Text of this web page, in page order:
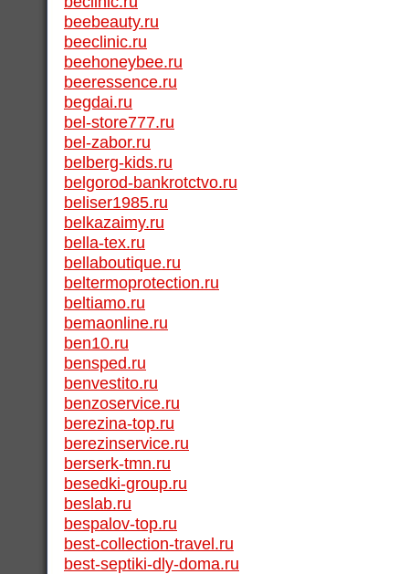
beebeauty.ru
beeclinic.ru
beehoneybee.ru
beeressence.ru
begdai.ru
bel-store777.ru
bel-zabor.ru
belberg-kids.ru
belgorod-bankrotctvo.ru
beliser1985.ru
belkazaimy.ru
bella-tex.ru
bellaboutique.ru
beltermoprotection.ru
beltiamo.ru
bemaonline.ru
ben10.ru
bensped.ru
benvestito.ru
benzoservice.ru
berezina-top.ru
berezinservice.ru
berserk-tmn.ru
besedki-group.ru
beslab.ru
bespalov-top.ru
best-collection-travel.ru
best-septiki-dly-doma.ru